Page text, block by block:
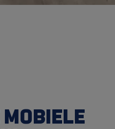
MOBIELE